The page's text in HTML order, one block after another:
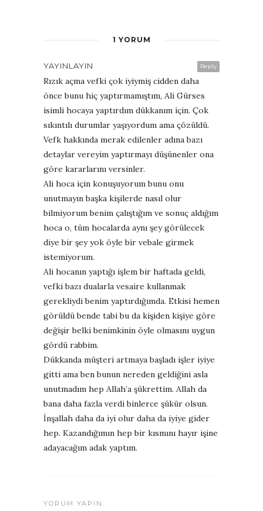
1 YORUM
Reply
YAYINLAYIN
Rızık açma vefki çok iyiymiş cidden daha
önce bunu hiç yaptırmamıştım, Ali Gürses
isimli hocaya yaptırdım dükkanım için. Çok
sıkıntılı durumlar yaşıyordum ama çözüldü.
Vefk hakkında merak edilenler adına bazı
detaylar vereyim yaptırmayı düşünenler ona
göre kararlarını versinler.
Ali hoca için konuşuyorum bunu onu
unutmayın başka kişilerde nasıl olur
bilmiyorum benim çalıştığım ve sonuç aldığım
hoca o, tüm hocalarda aynı şey görülecek
diye bir şey yok öyle bir vebale girmek
istemiyorum.
Ali hocanın yaptığı işlem bir haftada geldi,
vefki bazı dualarla vesaire kullanmak
gerekliydi benim yaptırdığımda. Etkisi hemen
görüldü bende tabi bu da kişiden kişiye göre
değişir belki benimkinin öyle olmasını uygun
gördü rabbim.
Dükkanda müşteri artmaya başladı işler iyiye
gitti ama ben bunun nereden geldiğini asla
unutmadım hep Allah’a şükrettim. Allah da
bana daha fazla verdi binlerce şükür olsun.
İnşallah daha da iyi olur daha da iyiye gider
hep. Kazandığımın hep bir kısmını hayır işine
adayacağım adak yaptım.
YORUM YAPIN